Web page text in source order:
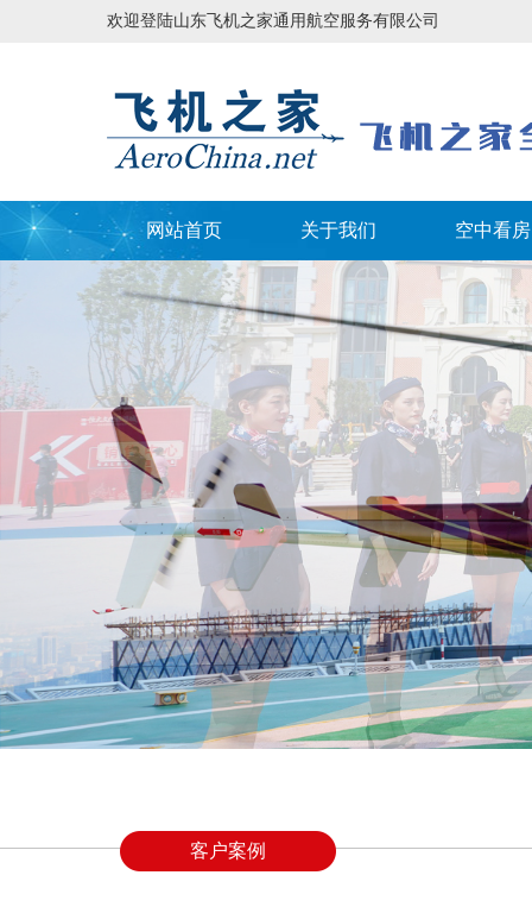
欢迎登陆山东飞机之家通用航空服务有限公司
网站首页 关于我们 空中看房
客户案例